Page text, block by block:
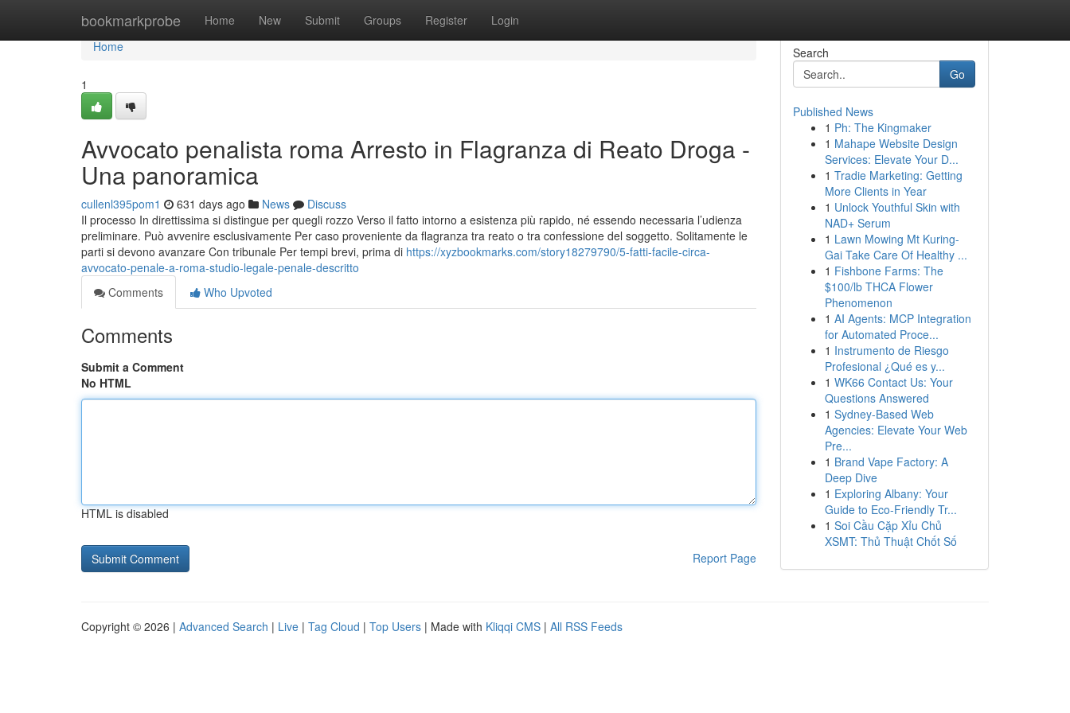
bookmarkprobe Home New Submit Groups Register Login
Home
Home
1
Avvocato penalista roma Arresto in Flagranza di Reato Droga -
Una panoramica
cullenl395pom1 631 days ago News
Discuss
Il processo In direttissima si distingue per quegli rozzo Verso il fatto intorno a esistenza più rapido, né essendo necessaria l’udienza
preliminare. Può avvenire esclusivamente Per caso proveniente da flagranza tra reato o tra confessione del soggetto. Solitamente le
parti si devono avanzare Con tribunale Per tempi brevi, prima di https://xyzbookmarks.com/story18279790/5-fatti-facile-circa-
avvocato-penale-a-roma-studio-legale-penale-descritto
Comments
Who Upvoted
Comments
Submit a Comment
No HTML
HTML is disabled
Report Page
Search
Go
Published News
1 Ph: The Kingmaker
1 Mahape Website Design
Services: Elevate Your D...
1 Tradie Marketing: Getting
More Clients in Year
1 Unlock Youthful Skin with
NAD+ Serum
1 Lawn Mowing Mt Kuring-
Gai Take Care Of Healthy ...
1 Fishbone Farms: The
$100/lb THCA Flower
Phenomenon
1 AI Agents: MCP Integration
for Automated Proce...
1 Instrumento de Riesgo
Profesional ¿Qué es y...
1 WK66 Contact Us: Your
Questions Answered
1 Sydney-Based Web
Agencies: Elevate Your Web
Pre...
1 Brand Vape Factory: A
Deep Dive
1 Exploring Albany: Your
Guide to Eco-Friendly Tr...
1 Soi Cầu Cặp Xỉu Chủ
XSMT: Thủ Thuật Chốt Số
Copyright © 2026 | Advanced Search | Live | Tag Cloud | Top Users | Made with Kliqqi CMS | All RSS Feeds